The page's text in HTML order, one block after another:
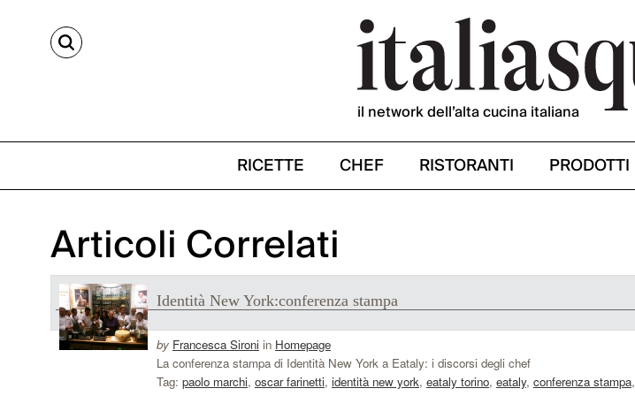
CERCA
il network dell’alta cucina italiana
RICETTE CHEF RISTORANTI PRODOTTI
Articoli Correlati
Identità New York:conferenza stampa
by Francesca Sironi in Homepage
La conferenza stampa di Identità New York a Eataly: i discorsi degli chef
Tag: paolo marchi, oscar farinetti, identità new york, eataly torino, eataly, conferenza stampa,